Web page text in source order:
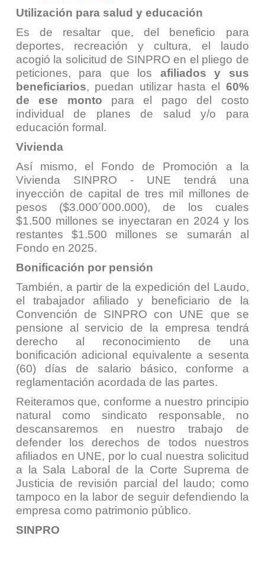
Utilización para salud y educación
Es de resaltar que, del beneficio para
deportes, recreación y cultura, el laudo
acogió la solicitud de SINPRO en el pliego de
peticiones, para que los afiliados y sus
beneficiarios, puedan utilizar hasta el 60%
de ese monto para el pago del costo
individual de planes de salud y/o para
educación formal.
Vivienda
Así mismo, el Fondo de Promoción a la
Vivienda SINPRO - UNE tendrá una
inyección de capital de tres mil millones de
pesos ($3.000´000.000), de los cuales
$1.500 millones se inyectaran en 2024 y los
restantes $1.500 millones se sumarán al
Fondo en 2025.
Bonificación por pensión
También, a partir de la expedición del Laudo,
el trabajador afiliado y beneficiario de la
Convención de SINPRO con UNE que se
pensione al servicio de la empresa tendrá
derecho al reconocimiento de una
bonificación adicional equivalente a sesenta
(60) días de salario básico, conforme a
reglamentación acordada de las partes.
Reiteramos que, conforme a nuestro principio
natural como sindicato responsable, no
descansaremos en nuestro trabajo de
defender los derechos de todos nuestros
afiliados en UNE, por lo cual nuestra solicitud
a la Sala Laboral de la Corte Suprema de
Justicia de revisión parcial del laudo; como
tampoco en la labor de seguir defendiendo la
empresa como patrimonio público.
SINPRO